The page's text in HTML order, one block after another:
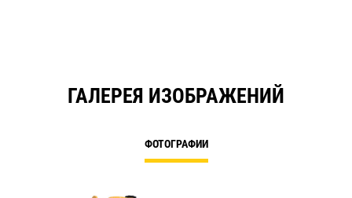
ГАЛЕРЕЯ ИЗОБРАЖЕНИЙ
ФОТОГРАФИИ